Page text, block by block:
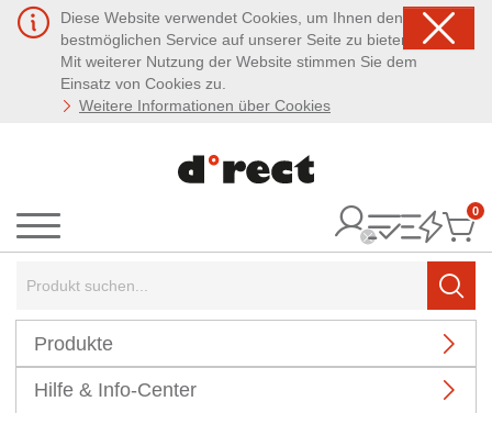
Diese Website verwendet Cookies, um Ihnen den
bestmöglichen Service auf unserer Seite zu bieten.
Mit weiterer Nutzung der Website stimmen Sie dem
Einsatz von Cookies zu.
Weitere Informationen über Cookies
Menü
0
Produkte
Hilfe & Info-Center